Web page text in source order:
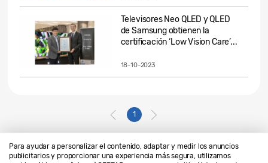
Para ayudar a personalizar el contenido, adaptar y medir los anuncios
publicitarios y proporcionar una experiencia más segura, utilizamos
Televisores Neo QLED y QLED
de Samsung obtienen la
certificación ‘Low Vision Care’...
18-10-2023
1